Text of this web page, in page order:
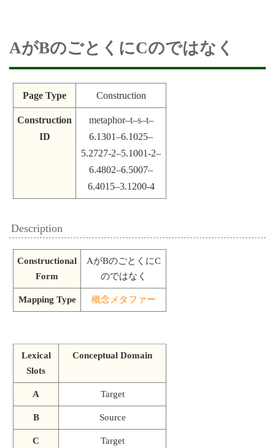
AがBのごとくにCのではなく
Page Type Construction
Construction
ID
metaphor–t–s–t–
6.1301–6.1025–
5.2727-2–5.1001-2–
6.4802–6.5007–
6.4015–3.1200-4
Description
Constructional
Form
AがBのごとくにC
のではなく
Mapping Type 概念メタファー
Lexical
Slots
Conceptual Domain
A Target
B Source
C Target